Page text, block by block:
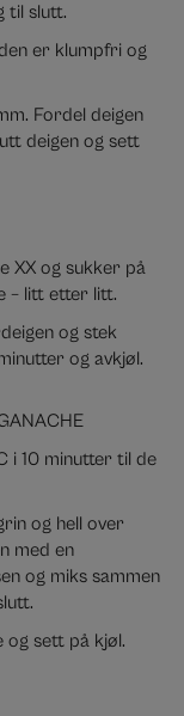
til slutt.
er klumpfri og
Fordel deigen
deigen og sett
XX og sukker på
– litt etter litt.
og stek
og avkjøl.
i 10 minutter til de
og hell over
med en
og miks sammen
og sett på kjøl.